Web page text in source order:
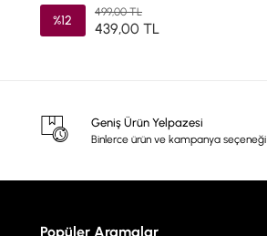
%12
499,00 TL
439,00 TL
Geniş Ürün Yelpazesi
Binlerce ürün ve kampanya seçeneği
Popüler Aramalar